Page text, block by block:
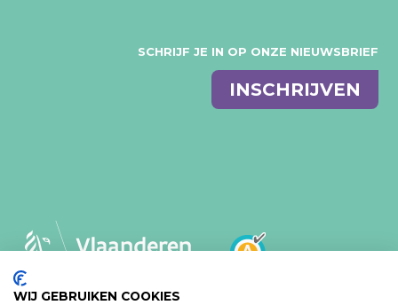
SCHRIJF JE IN OP ONZE NIEUWSBRIEF
E-
mail
INSCHRIJVEN
WIJ GEBRUIKEN COOKIES